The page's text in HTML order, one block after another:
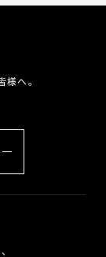
へ。